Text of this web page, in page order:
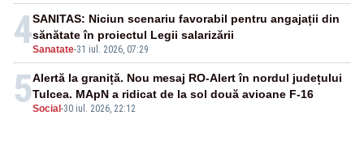
4Sanatate-31 iul. 2026, 07:29
SANITAS: Niciun scenariu favorabil pentru angajații din
sănătate în proiectul Legii salarizării
5Social -30 iul. 2026, 22:12
Alertă la graniță. Nou mesaj RO-Alert în nordul județului
Tulcea. MApN a ridicat de la sol două avioane F-16